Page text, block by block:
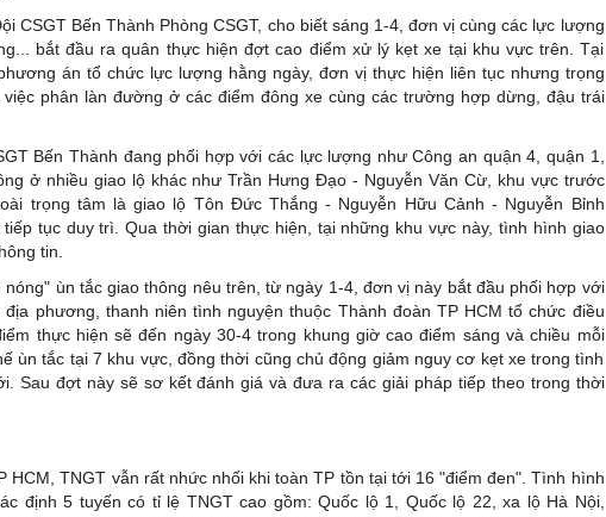
CSGT Bến Thành Phòng CSGT, cho biết sáng 1-4, đơn vị cùng các lực lượng
bắt đầu ra quân thực hiện đợt cao điểm xử lý kẹt xe tại khu vực trên. Tại
án tổ chức lực lượng hằng ngày, đơn vị thực hiện liên tục nhưng trọng
phân làn đường ở các điểm đông xe cùng các trường hợp dừng, đậu trái
Bến Thành đang phối hợp với các lực lượng như Công an quận 4, quận 1,
ở nhiều giao lộ khác như Trần Hưng Đạo - Nguyễn Văn Cừ, khu vực trước
trọng tâm là giao lộ Tôn Đức Thắng - Nguyễn Hữu Cảnh - Nguyễn Bỉnh
tục duy trì. Qua thời gian thực hiện, tại những khu vực này, tình hình giao
tin.
ùn tắc giao thông nêu trên, từ ngày 1-4, đơn vị này bắt đầu phối hợp với
phương, thanh niên tình nguyện thuộc Thành đoàn TP HCM tổ chức điều
thực hiện sẽ đến ngày 30-4 trong khung giờ cao điểm sáng và chiều mỗi
ùn tắc tại 7 khu vực, đồng thời cũng chủ động giảm nguy cơ kẹt xe trong tình
Sau đợt này sẽ sơ kết đánh giá và đưa ra các giải pháp tiếp theo trong thời
HCM, TNGT vẫn rất nhức nhối khi toàn TP tồn tại tới 16 "điểm đen". Tình hình
định 5 tuyến có tỉ lệ TNGT cao gồm: Quốc lộ 1, Quốc lộ 22, xa lộ Hà Nội,